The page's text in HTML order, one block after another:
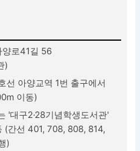
양로41길 56
)
선 아양교역 1번 출구에서
이동)
'대구2·28기념학생도서관'
(간선 401, 708, 808, 814,
)